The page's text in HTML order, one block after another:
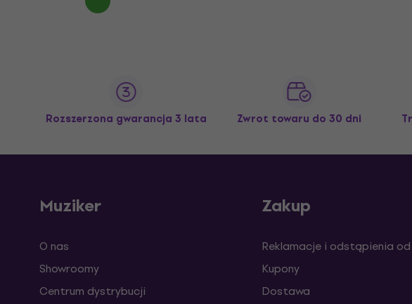
Rozszerzona gwarancja 3 lata Zwrot towaru do 30 dni
Muziker
O nas
Showroomy
Centrum dystrybucji
Zakup
Reklamacje i odstąpienia
Kupony
Dostawa